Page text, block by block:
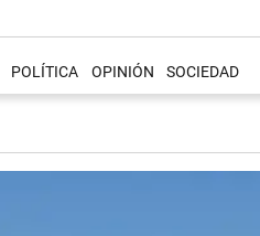
POLÍTICA OPINIÓN SOCIEDAD